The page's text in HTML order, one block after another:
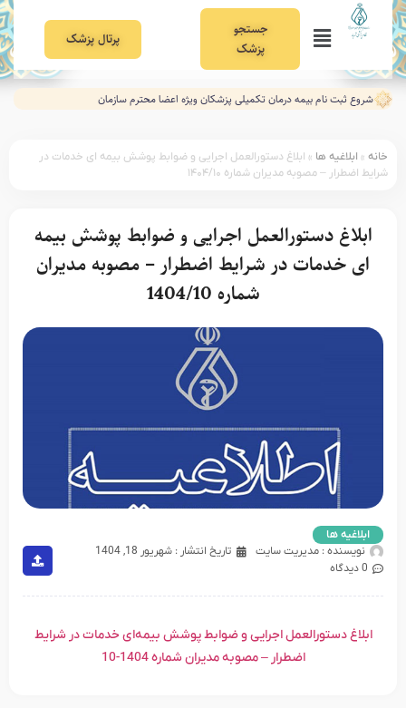
جستجو
پزشک
پرتال پزشک
شروع ثبت نام بیمه درمان تکمیلی پزشکان ویژه اعضا محترم سازمان
خانه » ابلاغیه ها » ابلاغ دستورالعمل اجرایی و ضوابط پوشش بیمه ای خدمات در
شرایط اضطرار – مصوبه مدیران شماره ۱۴۰۴/۱۰
ابلاغ دستورالعمل اجرایی و ضوابط پوشش بیمه
ای خدمات در شرایط اضطرار – مصوبه مدیران
شماره 1404/10
ابلاغیه ها
نویسنده : مدیریت سایت تاریخ انتشار : شهریور 18, 1404
0 دیدگاه
ابلاغ دستورالعمل اجرایی و ضوابط پوشش بیمه‌ای خدمات در شرایط
اضطرار – مصوبه مدیران شماره 1404-10